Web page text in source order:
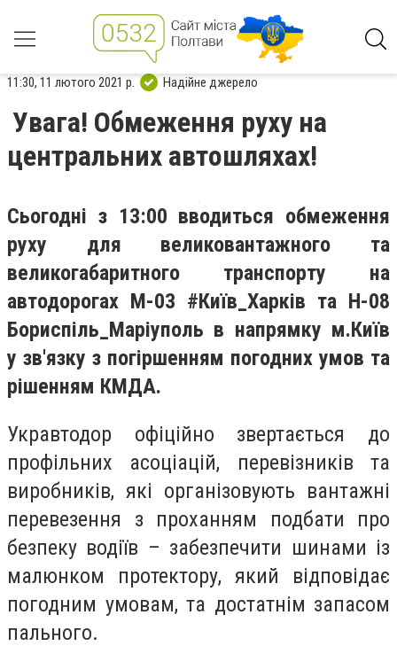
11:30, 11 лютого 2021 р. Надійне джерело
Увага! Обмеження руху на
центральних автошляхах!
Сьогодні з 13:00 вводиться обмеження
руху для великовантажного та
великогабаритного транспорту на
автодорогах М-03 #Київ_Харків та Н-08
Бориспіль_Маріуполь в напрямку м.Київ
у зв'язку з погіршенням погодних умов та
рішенням КМДА.
Укравтодор офіційно звертається до
профільних асоціацій, перевізників та
виробників, які організовують вантажні
перевезення з проханням подбати про
безпеку водіїв – забезпечити шинами із
малюнком протектору, який відповідає
погодним умовам, та достатнім запасом
пального.